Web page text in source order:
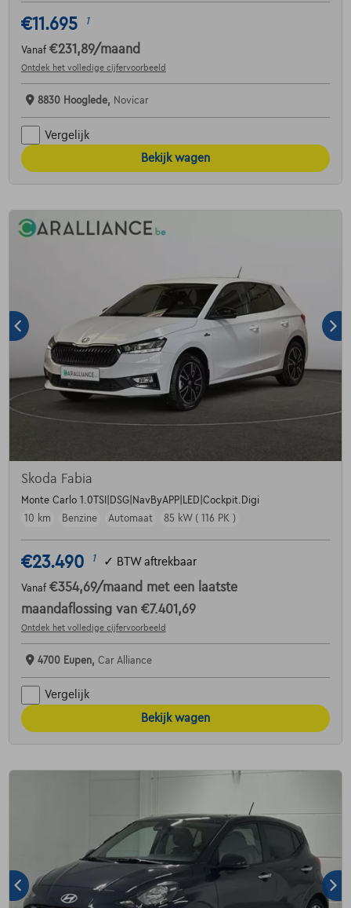
€11.695 1
Vanaf €231,89/maand
Ontdek het volledige cijfervoorbeeld
8830 Hooglede, Novicar
Vergelijk
Bekijk wagen
Skoda Fabia
Monte Carlo 1.0TSI|DSG|NavByAPP|LED|Cockpit.Digi
10 km
Benzine Automaat 85 kW ( 116 PK )
€23.490 1 ✓ BTW aftrekbaar
Vanaf €354,69/maand met een laatste
maandaflossing van €7.401,69
Ontdek het volledige cijfervoorbeeld
4700 Eupen, Car Alliance
Vergelijk
Bekijk wagen